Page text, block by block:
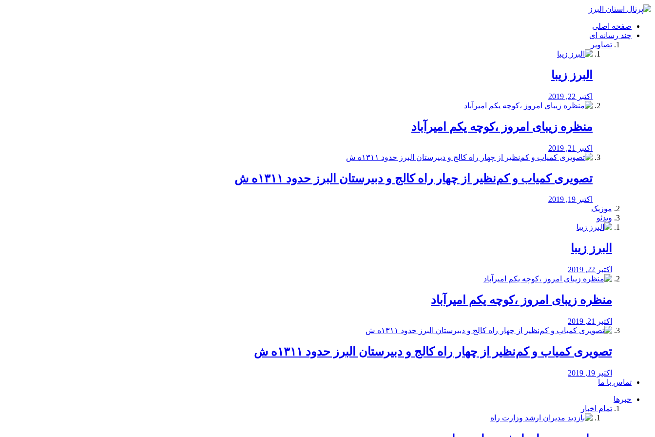
فصد
شرق
تهران
خشکشویی
صفحه اصلی
چند رسانه ای
تصاویر
البرز زیبا
اکتبر 22, 2019
منظره‌‌ زیبای امروز ،کوچه یکم امیرآباد
اکتبر 21, 2019
️تصویری کمیاب و کم‌نظیر از چهار راه كالج و دبيرستان البرز حدود ۱۳۱۱ه ش
اکتبر 19, 2019
موزیک
ویدئو
البرز زیبا
اکتبر 22, 2019
منظره‌‌ زیبای امروز ،کوچه یکم امیرآباد
اکتبر 21, 2019
️تصویری کمیاب و کم‌نظیر از چهار راه كالج و دبيرستان البرز حدود ۱۳۱۱ه ش
اکتبر 19, 2019
تماس با ما
خبرها
تمام اخبار